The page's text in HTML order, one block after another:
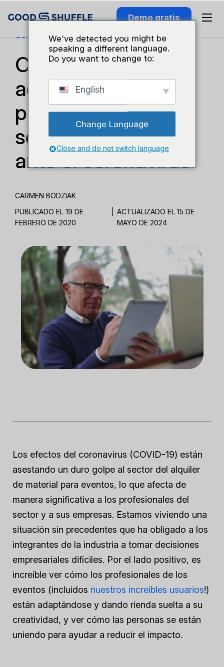
Demo gratis
Conocimiento Del Sector
Cómo se están
adaptando los
profesionales del
sector de eventos
ante el coronavirus
CARMEN BODZIAK
PUBLICADO EL 19 DE
FEBRERO DE 2020
ACTUALIZADO EL 15 DE
MAYO DE 2024
Los efectos del coronavirus (COVID-19) están
asestando un duro golpe al sector del alquiler
de material para eventos, lo que afecta de
manera significativa a los profesionales del
sector y a sus empresas. Estamos viviendo una
situación sin precedentes que ha obligado a los
integrantes de la industria a tomar decisiones
empresariales difíciles. Por el lado positivo, es
increíble ver cómo los profesionales de los
eventos (incluidos nuestros increíbles usuarios!)
están adaptándose y dando rienda suelta a su
creatividad, y ver cómo las personas se están
uniendo para ayudar a reducir el impacto.
We've detected you might be
speaking a different language.
Do you want to change to:
English
Change Language
Close and do not switch language